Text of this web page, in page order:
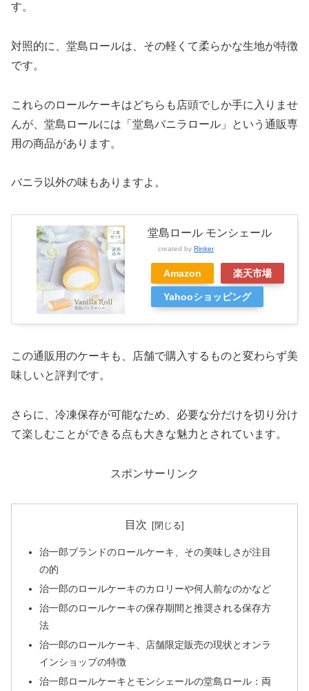
す。
対照的に、堂島ロールは、その軽くて柔らかな生地が特徴
です。
これらのロールケーキはどちらも店頭でしか手に入りませ
んが、堂島ロールには「堂島バニラロール」という通販専
用の商品があります。
バニラ以外の味もありますよ。
堂島ロール モンシェール
created by Rinker
Amazon 楽天市場
Yahooショッピング
この通販用のケーキも、店舗で購入するものと変わらず美
味しいと評判です。
さらに、冷凍保存が可能なため、必要な分だけを切り分け
て楽しむことができる点も大きな魅力とされています。
スポンサーリンク
目次
治一郎ブランドのロールケーキ、その美味しさが注目
の的
治一郎のロールケーキのカロリーや何人前なのかなど
治一郎のロールケーキの保存期間と推奨される保存方
法
治一郎のロールケーキ、店舗限定販売の現状とオンラ
インショップの特徴
治一郎ロールケーキとモンシェールの堂島ロール：両